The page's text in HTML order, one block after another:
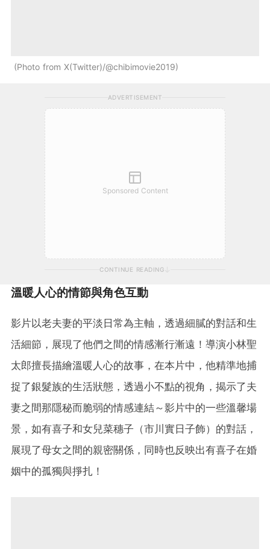
Photo from X(Twitter)/@chibimovie2019
ADVERTISEMENT
Sponsored Content
CONTINUE READING
溫暖人心的情節與角色互動
影片以老夫妻的平淡日常為主軸，透過細膩的對話和生
活細節，展現了他們之間的情感漸行漸遠！導演小林聖
太郎擅長描繪溫暖人心的故事，在本片中，他精準地捕
捉了銀髮族的生活狀態，透過小不點的視角，揭示了夫
妻之間那隱秘而脆弱的情感連結～影片中的一些溫馨場
景，如有喜子和女兒菜穗子（市川實日子飾）的對話，
展現了母女之間的親密關係，同時也反映出有喜子在婚
姻中的孤獨與掙扎！